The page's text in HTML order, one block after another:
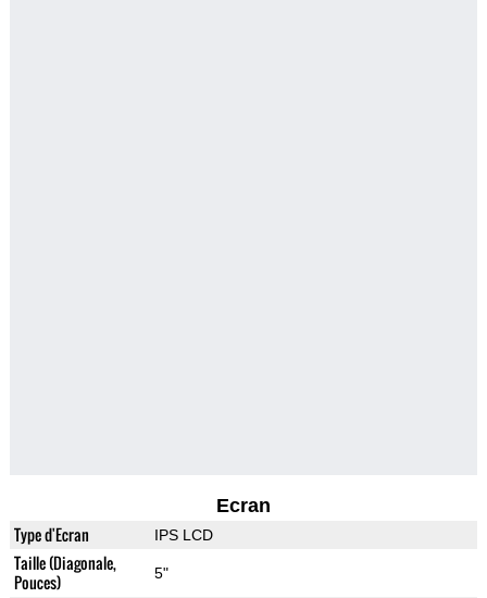
Ecran
Type d'Ecran IPS LCD
Taille (Diagonale,
Pouces)
5"